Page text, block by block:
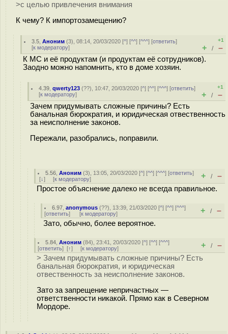
>с целью привлечения внимания
К чему? К импортозамещению?
3.5 ,Аноним (3), 08:14, 20/03/2020 [^] [^^] [^^^] [ответить]
[к модератору]
+1
+ / –
К МС и её продуктам (и продуктам её сотрудников).
Заодно можно напомнить, кто в доме хозяин.
4.39 ,qwerty123 (??), 10:47, 20/03/2020 [^] [^^] [^^^] [ответить]
[к модератору]
+1
+ / –
Зачем придумывать сложные причины? Есть
банальная бюрократия, и юридическая отвественность
за неисполнение законов.
Пережали, разобрались, поправили.
5.56 ,Аноним (3), 13:05, 20/03/2020 [^] [^^] [^^^] [ответить]
[↓] [к модератору] + / –
Простое объяснение далеко не всегда правильное.
6.97 ,anonymous (??), 13:39, 21/03/2020 [^] [^^] [^^^]
[ответить] [к модератору] + / –
Зато, обычно, более вероятное.
5.84 ,Аноним (84), 23:41, 20/03/2020 [^] [^^] [^^^]
[ответить] [↑] [к модератору] + / –
> Зачем придумывать сложные причины? Есть
банальная бюрократия, и юридическая
отвественность за неисполнение законов.
Зато за запрещение непричастных —
ответственности никакой. Прямо как в Северном
Мордоре.